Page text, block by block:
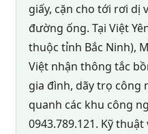
giấy, cặn cho tới rơi dị
đường ống. Tại Việt
thuộc tỉnh Bắc Ninh),
Việt nhận thông tắc
gia đình, dãy trọ công
quanh các khu công
0943.789.121. Kỹ